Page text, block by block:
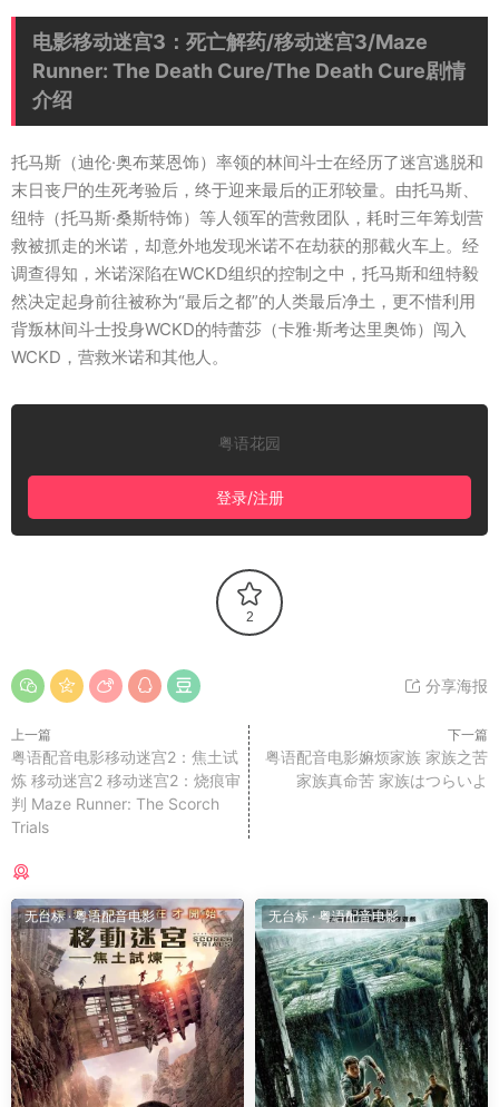
电影移动迷宫3：死亡解药/移动迷宫3/Maze
Runner: The Death Cure/The Death Cure剧情
介绍
托马斯（迪伦·奥布莱恩饰）率领的林间斗士在经历了迷宫逃脱和
末日丧尸的生死考验后，终于迎来最后的正邪较量。由托马斯、
纽特（托马斯·桑斯特饰）等人领军的营救团队，耗时三年筹划营
救被抓走的米诺，却意外地发现米诺不在劫获的那截火车上。经
调查得知，米诺深陷在WCKD组织的控制之中，托马斯和纽特毅
然决定起身前往被称为“最后之都”的人类最后净土，更不惜利用
背叛林间斗士投身WCKD的特蕾莎（卡雅·斯考达里奥饰）闯入
WCKD，营救米诺和其他人。
粤语花园
登录/注册
2
分享海报
上一篇
粤语配音电影移动迷宫2：焦土试
炼 移动迷宫2 移动迷宫2：烧痕审
判 Maze Runner: The Scorch
Trials
下一篇
粤语配音电影嫲烦家族 家族之苦
家族真命苦 家族はつらいよ
无台标·粤语配音电影 无台标·粤语配音电影